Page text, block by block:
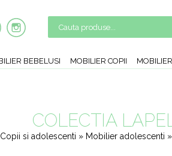
BEBELUSI MOBILIER COPII
COLECTIA
Copii si adolescenti » Mobilier adolescenti